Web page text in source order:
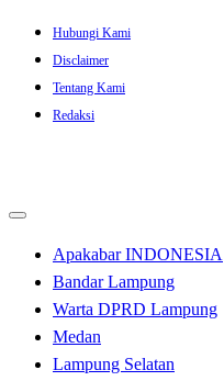
Skip
content
Hubungi Kami
Disclaimer
Tentang Kami
Redaksi
Apakabar INDONESIA
Bandar Lampung
Warta DPRD Lampung
Medan
Lampung Selatan